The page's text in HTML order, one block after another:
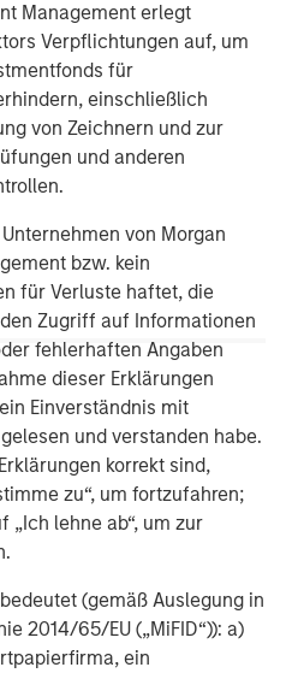
Management erlegt
Verpflichtungen auf, um
für
einschließlich
von Zeichnern und zur
und anderen
von Morgan
bzw. kein
für Verluste haftet, die
Zugriff auf Informationen
fehlerhaften Angaben
dieser Erklärungen
Einverständnis mit
und verstanden habe.
korrekt sind,
zu“, um fortzufahren;
„Ich lehne ab“, um zur
bedeutet (gemäß Auslegung in
2014/65/EU („MiFID“)): a)
ein
Outlook:
Backdrop
remains resilient
and divergence across
estate continues to
supported by a
streams, and
environment,
selective asset-level